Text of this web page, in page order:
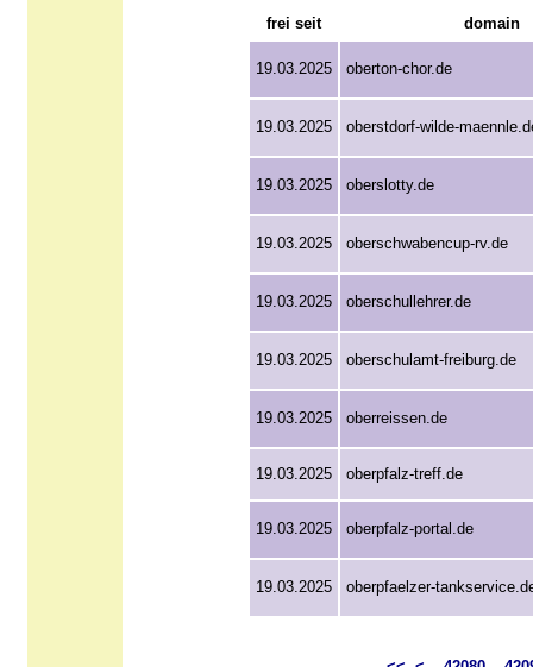
frei seit
domain
19.03.2025 oberton-chor.de
19.03.2025 oberstdorf-wilde-
19.03.2025 oberslotty.de
19.03.2025 oberschwabencup-rv.de
19.03.2025 oberschullehrer.de
19.03.2025 oberschulamt-freiburg.de
19.03.2025 oberreissen.de
19.03.2025 oberpfalz-treff.de
19.03.2025 oberpfalz-portal.de
19.03.2025 oberpfaelzer-